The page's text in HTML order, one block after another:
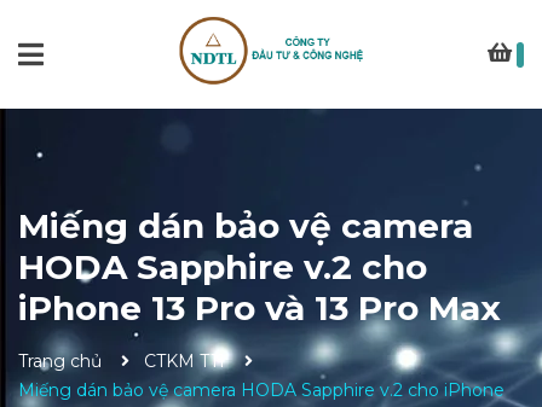
Miếng dán bảo vệ camera
HODA Sapphire v.2 cho
iPhone 13 Pro và 13 Pro Max
Trang chủ
CTKM T11
Miếng dán bảo vệ camera HODA Sapphire v.2 cho iPhone